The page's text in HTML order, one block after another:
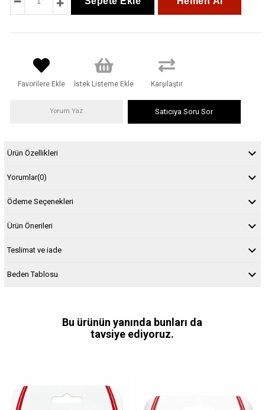
Favorilere Ekle İstek Listeme Ekle Karşılaştır
Yorum Yaz Satıcıya Soru Sor
Ürün Özellikleri
Yorumlar(0)
Ödeme Seçenekleri
Ürün Önerileri
Teslimat ve iade
Beden Tablosu
Bu ürünün yanında bunları da
tavsiye ediyoruz.